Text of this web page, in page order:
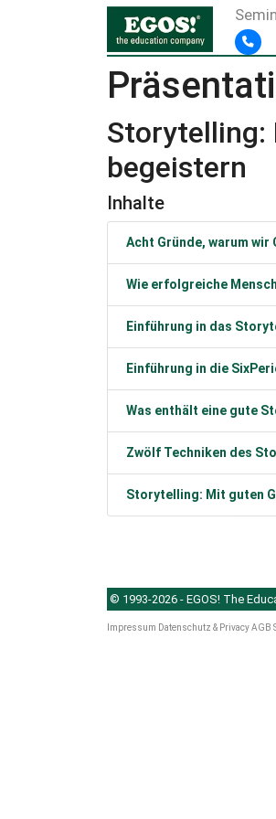
Storytelling:
begeistern
Inhalte
Acht Gründe, warum wir
Wie erfolgreiche
Einführung in das
Einführung in die
Was enthält eine gute
Zwölf Techniken des
Storytelling: Mit guten
© 1993-2026 - EGOS! The
Impressum Datenschutz & PrivacyAGB